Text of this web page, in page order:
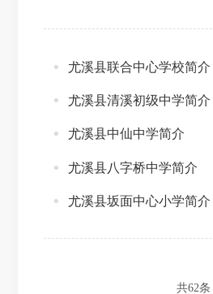
尤溪县联合中心学校简介
尤溪县清溪初级中学简介
尤溪县中仙中学简介
尤溪县八字桥中学简介
尤溪县坂面中心小学简介
共62条